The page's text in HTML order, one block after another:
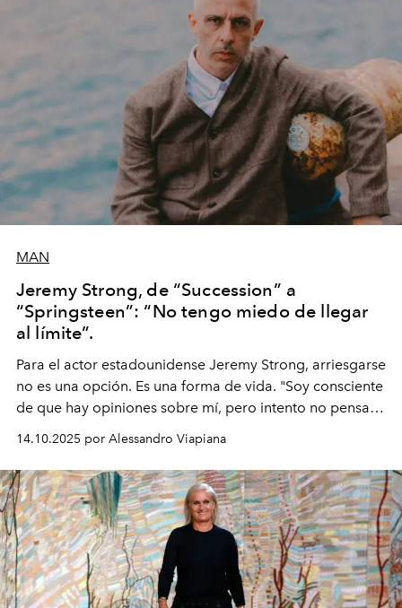
MAN
Jeremy Strong, de “Succession” a
“Springsteen”: “No tengo miedo de llegar
al límite”.
Para el actor estadounidense Jeremy Strong, arriesgarse
no es una opción. Es una forma de vida. "Soy consciente
de que hay opiniones sobre mí, pero intento no pensar
demasiado en cómo me perciben. Creo que es una
pérdida de tiempo", afirma.
14.10.2025 por Alessandro Viapiana